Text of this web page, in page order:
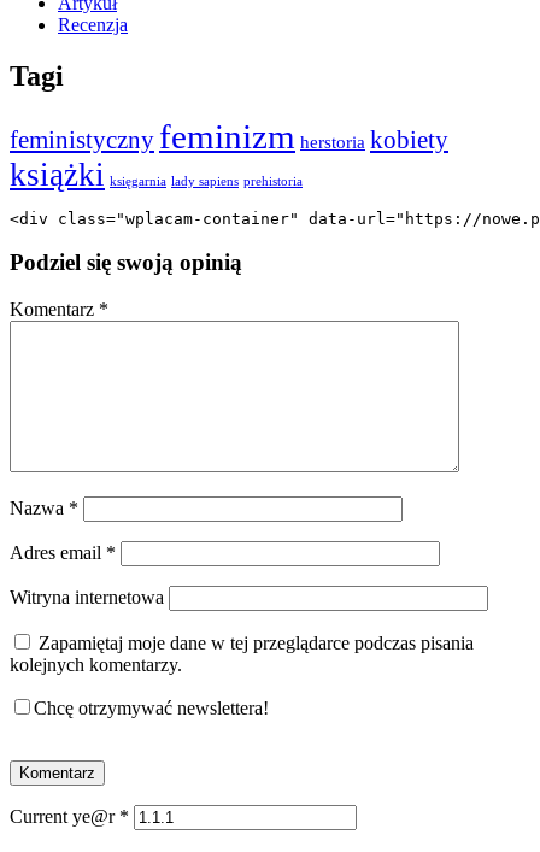
Recenzja
Tagi
feministyczny feminizm herstoria kobiety
książki księgarnia lady sapiens prehistoria
<div class="wplacam-container" data-url="https://
Podziel się swoją opinią
Komentarz *
Nazwa *
Adres email *
Witryna internetowa
Zapamiętaj moje dane w tej przeglądarce podczas pisania
kolejnych komentarzy.
Chcę otrzymywać newslettera!
Current ye@r *